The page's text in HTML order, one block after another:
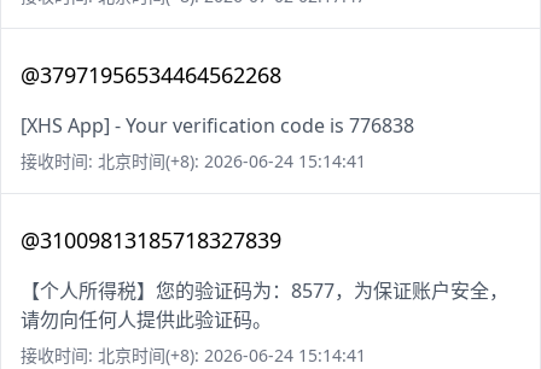
@37971956534464562268
[XHS App] - Your verification code is 776838
接收时间: 北京时间(+8): 2026-06-24 15:14:41
@31009813185718327839
【个人所得税】您的验证码为：8577，为保证账户安全，
请勿向任何人提供此验证码。
接收时间: 北京时间(+8): 2026-06-24 15:14:41